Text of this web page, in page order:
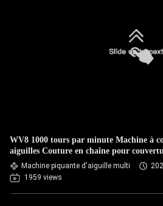
WV8 1000 tours par minute Machine à
aiguilles Couture en chaîne pour
Machines de matelas
Machine piquante d'aiguille multi
1959 views